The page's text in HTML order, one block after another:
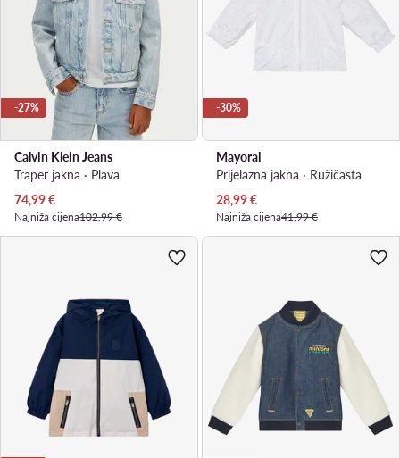
-27%
Calvin Klein Jeans
Traper jakna · Plava
Trenutna cijena
74,99€
Najniža cijena102,99 €
-30%
Mayoral
Prijelazna jakna · Ružičasta
Trenutna cijena
28,99€
Najniža cijena41,99 €